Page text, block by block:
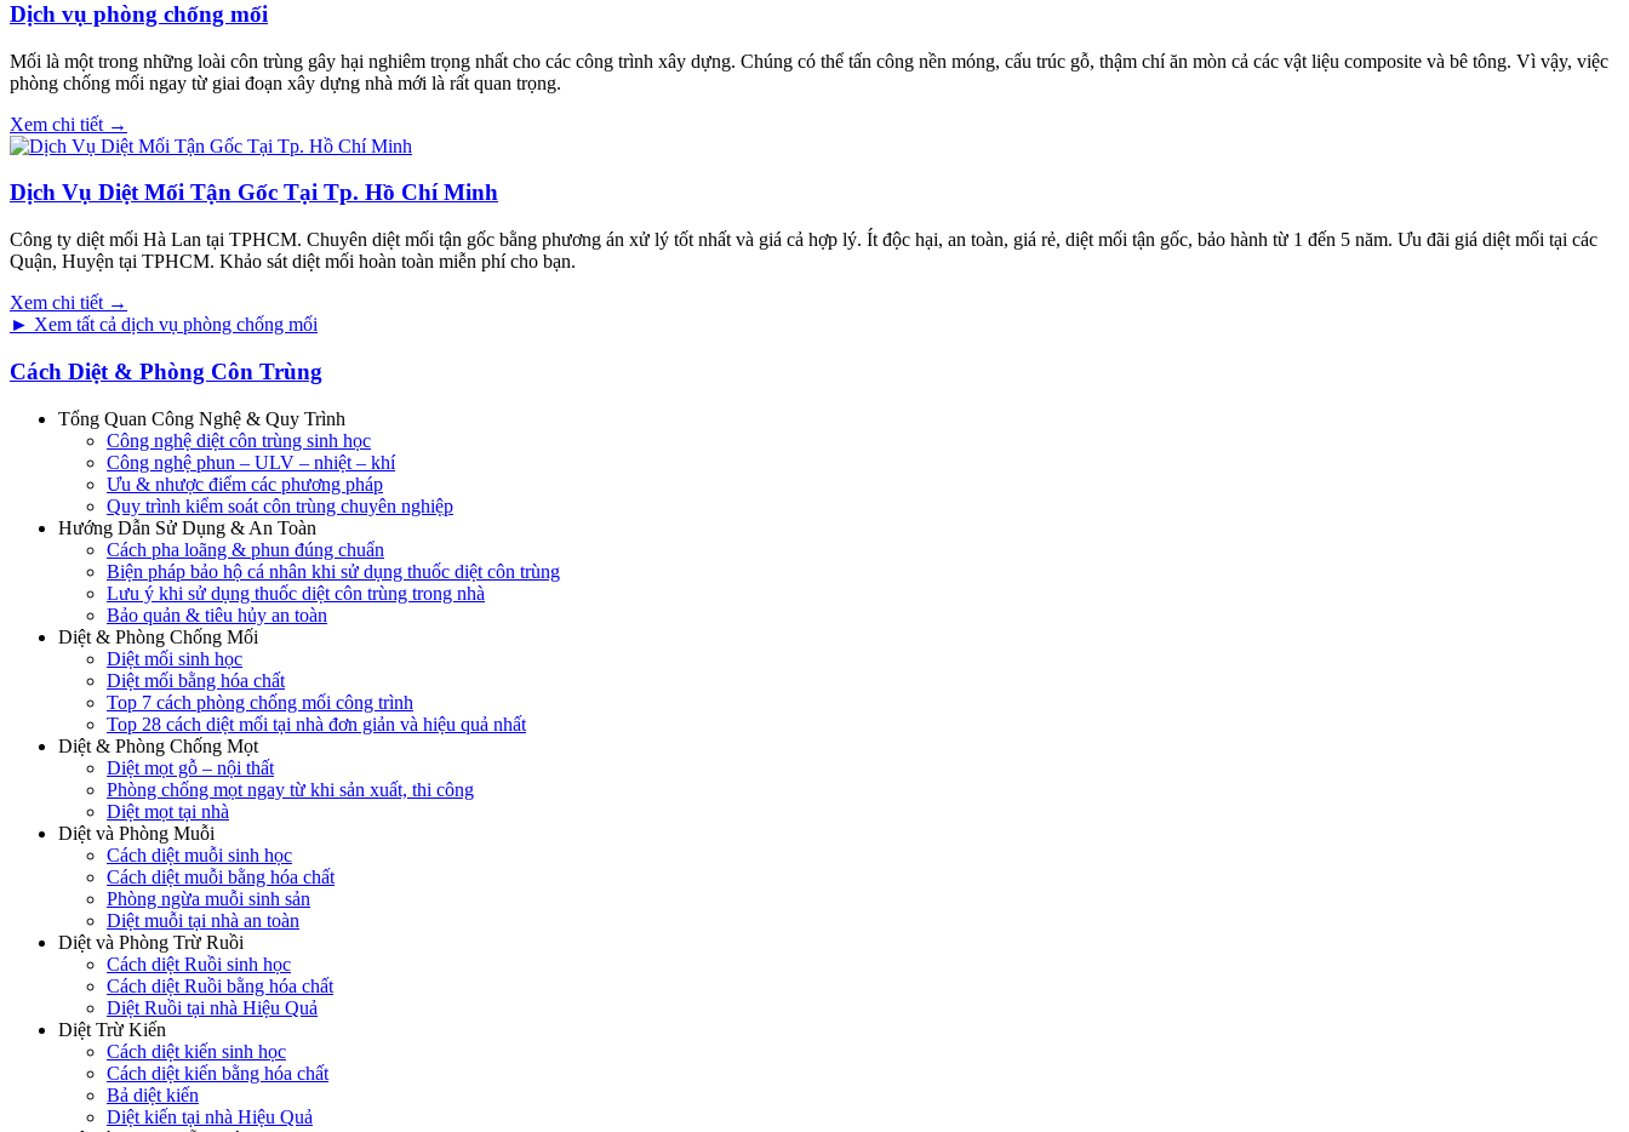
Dịch vụ phòng chống mối
Mối là một trong những loài côn trùng gây hại nghiêm trọng nhất cho các công trình xây dựng. Chúng có thể tấn công nền móng, cấu trúc gỗ, thậm chí ăn mòn cả các vật liệu composite và bê tông. Vì vậy, việc
phòng chống mối ngay từ giai đoạn xây dựng nhà mới là rất quan trọng.
Xem chi tiết →
Dịch Vụ Diệt Mối Tận Gốc Tại Tp. Hồ Chí Minh
Công ty diệt mối Hà Lan tại TPHCM. Chuyên diệt mối tận gốc bằng phương án xử lý tốt nhất và giá cả hợp lý. Ít độc hại, an toàn, giá rẻ, diệt mối tận gốc, bảo hành từ 1 đến 5 năm. Ưu đãi giá diệt mối tại các
Quận, Huyện tại TPHCM. Khảo sát diệt mối hoàn toàn miễn phí cho bạn.
Xem chi tiết →
► Xem tất cả dịch vụ phòng chống mối
Cách Diệt & Phòng Côn Trùng
Tổng Quan Công Nghệ & Quy Trình
Công nghệ diệt côn trùng sinh học
Công nghệ phun – ULV – nhiệt – khí
Ưu & nhược điểm các phương pháp
Quy trình kiểm soát côn trùng chuyên nghiệp
Hướng Dẫn Sử Dụng & An Toàn
Cách pha loãng & phun đúng chuẩn
Biện pháp bảo hộ cá nhân khi sử dụng thuốc diệt côn trùng
Lưu ý khi sử dụng thuốc diệt côn trùng trong nhà
Bảo quản & tiêu hủy an toàn
Diệt & Phòng Chống Mối
Diệt mối sinh học
Diệt mối bằng hóa chất
Top 7 cách phòng chống mối công trình
Top 28 cách diệt mối tại nhà đơn giản và hiệu quả nhất
Diệt & Phòng Chống Mọt
Diệt mọt gỗ – nội thất
Phòng chống mọt ngay từ khi sản xuất, thi công
Diệt mọt tại nhà
Diệt và Phòng Muỗi
Cách diệt muỗi sinh học
Cách diệt muỗi bằng hóa chất
Phòng ngừa muỗi sinh sản
Diệt muỗi tại nhà an toàn
Diệt và Phòng Trừ Ruồi
Cách diệt Ruồi sinh học
Cách diệt Ruồi bằng hóa chất
Diệt Ruồi tại nhà Hiệu Quả
Diệt Trừ Kiến
Cách diệt kiến sinh học
Cách diệt kiến bằng hóa chất
Bả diệt kiến
Diệt kiến tại nhà Hiệu Quả